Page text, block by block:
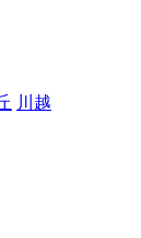
川越